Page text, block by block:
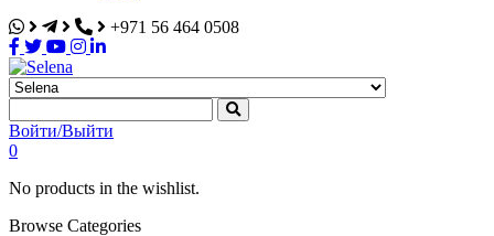
+971 56 464 0508
Selena
Интернет-магазин
Войти/Выйти
0
No products in the wishlist.
Browse Categories